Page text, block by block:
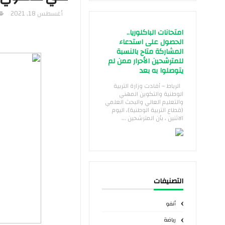
امتحانات الباكلوريا..
الحصول على استدعاء
المشاركة متاح بالنسبة
للمترشحين الأحرار ممن لم
يتوصلوا به بعد
الرباط – أفادت وزارة التربية
الوطنية والتكوين المهني
والتعليم العالي والبحث العلمي
(قطاع التربية الوطنية)، اليوم
الاثنين ، بأن المترشحين ...
التصنيفات
أنفو
رياضة
أغسطس 18, 2021